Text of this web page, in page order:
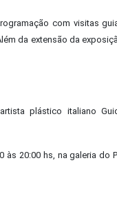
com visitas
da extensão da
plástico italiano
20:00 hs, na galeria do